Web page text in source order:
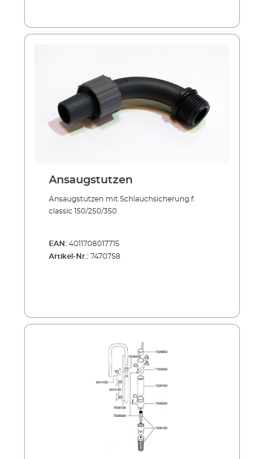
Ansaugstutzen
Ansaugstutzen mit Schlauchsicherung f.
classic 150/250/350
EAN: 4011708017715
Artikel-Nr.: 7470758